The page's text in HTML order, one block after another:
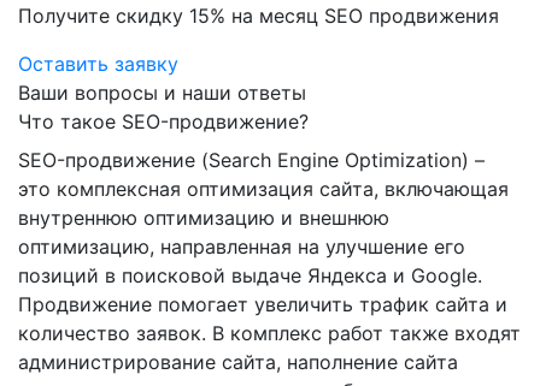
Получите скидку 15% на месяц SEO продвижения
Оставить заявку
Ваши вопросы и наши ответы
Что такое SEO-продвижение?
SEO-продвижение (Search Engine Optimization) –
это комплексная оптимизация сайта, включающая
внутреннюю оптимизацию и внешнюю
оптимизацию, направленная на улучшение его
позиций в поисковой выдаче Яндекса и Google.
Продвижение помогает увеличить трафик сайта и
количество заявок. В комплекс работ также входят
администрирование сайта, наполнение сайта